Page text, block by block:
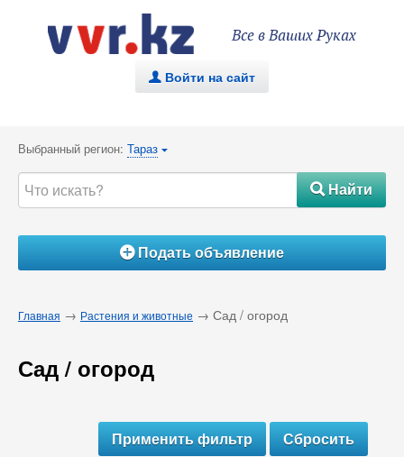
Все в Ваших Руках
. Войти на сайт
Выбранный регион: Тараз {
#Найти
ÁПодать объявление
Главная → Растения и животные → Сад / огород
Сад / огород